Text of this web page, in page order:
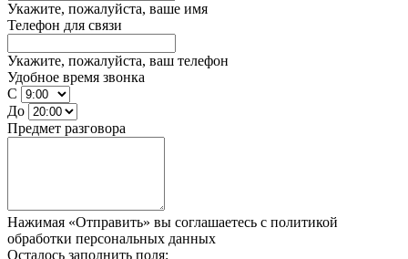
Укажите, пожалуйста, ваше имя
Телефон для связи
Укажите, пожалуйста, ваш телефон
Удобное время звонка
С
До
Предмет разговора
Нажимая «Отправить» вы соглашаетесь с политикой
обработки персональных данных
Осталось заполнить поля: